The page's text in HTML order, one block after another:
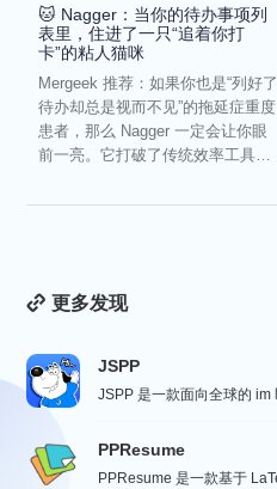
🐱 Nagger：当你的待办事项列
表里，住进了一只“追着你打
卡”的粘人猫咪
Mergeek 推荐：如果你也是“列好了
待办却总是视而不见”的拖延症重度
患者，那么 Nagger 一定会让你眼
前一亮。它打破了传统效率工具冰
更多发现
JSPP
PPResume